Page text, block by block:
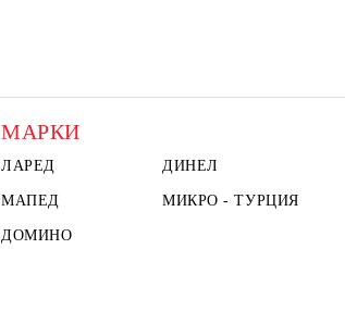
МАРКИ
ЛАРЕД ДИНЕЛ
МАПЕД МИКРО - ТУРЦИЯ
ДОМИНО